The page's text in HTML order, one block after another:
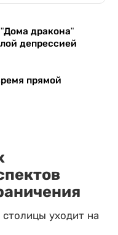
дракона"
депрессией
прямой
уходит на